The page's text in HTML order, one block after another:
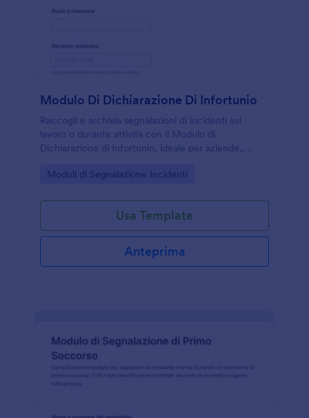
Modulo Di Dichiarazione Di Infortunio
Raccogli e archivia segnalazioni di incidenti sul
lavoro o durante attività con il Modulo di
Dichiarazione di Infortunio, ideale per aziende,
ordinata con Jotform.
Go to Category:
Moduli di Segnalazione Incidenti
Usa Template
Anteprima